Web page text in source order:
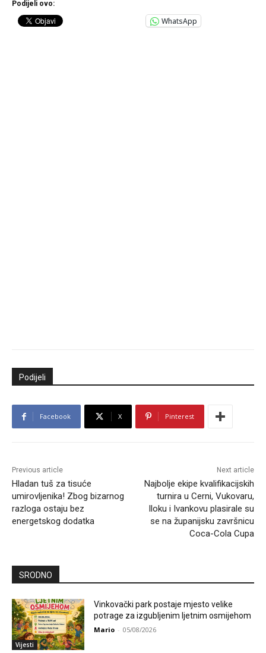
Podijeli ovo:
WhatsApp
Podijeli
Facebook X Pinterest
Previous article
Hladan tuš za tisuće
umirovljenika! Zbog bizarnog
razloga ostaju bez
energetskog dodatka
Next article
Najbolje ekipe kvalifikacijskih
turnira u Cerni, Vukovaru,
Iloku i Ivankovu plasirale su
se na županijsku završnicu
Coca-Cola Cupa
SRODNO
Vijesti
Vinkovački park postaje mjesto velike
potrage za izgubljenim ljetnim osmijehom
Mario - 05/08/2026